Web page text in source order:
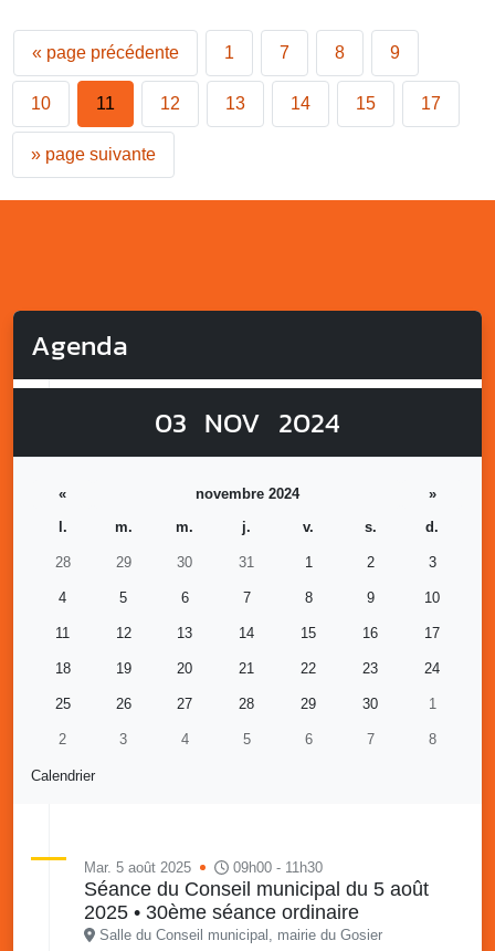
« page précédente 1 7 8 9
10 11 12 13 14 15 17
» page suivante
Agenda
03 NOV 2024
Calendrier
« novembre 2024
»
l.
m. m. j. v. s. d.
28 29 30 31 1 2 3
4 5 6 7 8 9 10
11 12 13 14 15 16 17
18 19 20 21 22 23 24
25 26 27 28 29 30 1
2 3 4 5 6 7 8
Mar. 5 août 2025 09h00 - 11h30
Séance du Conseil municipal du 5 août
2025 • 30ème séance ordinaire
Salle du Conseil municipal, mairie du Gosier